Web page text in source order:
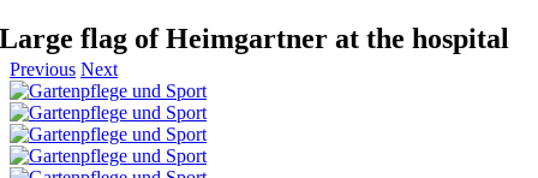
Large flag of Heimgartner at the hospital
Previous Next